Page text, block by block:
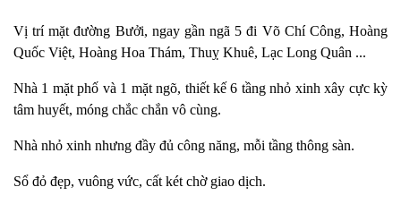
Vị trí mặt đường Bưởi, ngay gần ngã 5 đi Võ Chí Công, Hoàng
Quốc Việt, Hoàng Hoa Thám, Thuỵ Khuê, Lạc Long Quân ...
Nhà 1 mặt phố và 1 mặt ngõ, thiết kế 6 tầng nhỏ xinh xây cực kỳ
tâm huyết, móng chắc chắn vô cùng.
Nhà nhỏ xinh nhưng đầy đủ công năng, mỗi tầng thông sàn.
Sổ đỏ đẹp, vuông vức, cất két chờ giao dịch.